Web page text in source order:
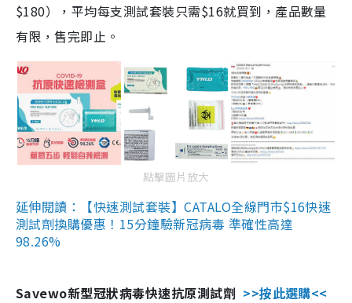
$180），平均每支測試套裝只需$16就買到，產品數量
有限，售完即止。
點擊圖片放大
延伸閱讀：【快速測試套裝】CATALO全線門市$16快速
測試劑換購優惠！15分鐘驗新冠病毒 準確性高達
98.26%
Savewo新型冠狀病毒快速抗原測試劑 >>按此選購<<